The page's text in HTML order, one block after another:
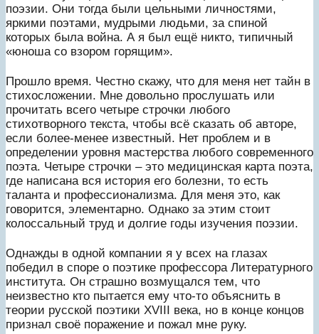
поэзии. Они тогда были цельными личностями,
яркими поэтами, мудрыми людьми, за спиной
которых была война. А я был ещё никто, типичный
«юноша со взором горящим».
Прошло время. Честно скажу, что для меня нет тайн в
стихосложении. Мне довольно прослушать или
прочитать всего четыре строчки любого
стихотворного текста, чтобы всё сказать об авторе,
если более-менее известный. Нет проблем и в
определении уровня мастерства любого современного
поэта. Четыре строчки – это медицинская карта поэта,
где написана вся история его болезни, то есть
таланта и профессионализма. Для меня это, как
говорится, элементарно. Однако за этим стоит
колоссальный труд и долгие годы изучения поэзии.
Однажды в одной компании я у всех на глазах
победил в споре о поэтике профессора Литературного
института. Он страшно возмущался тем, что
неизвестно кто пытается ему что-то объяснить в
теории русской поэтики XVIII века, но в конце концов
признал своё поражение и пожал мне руку.